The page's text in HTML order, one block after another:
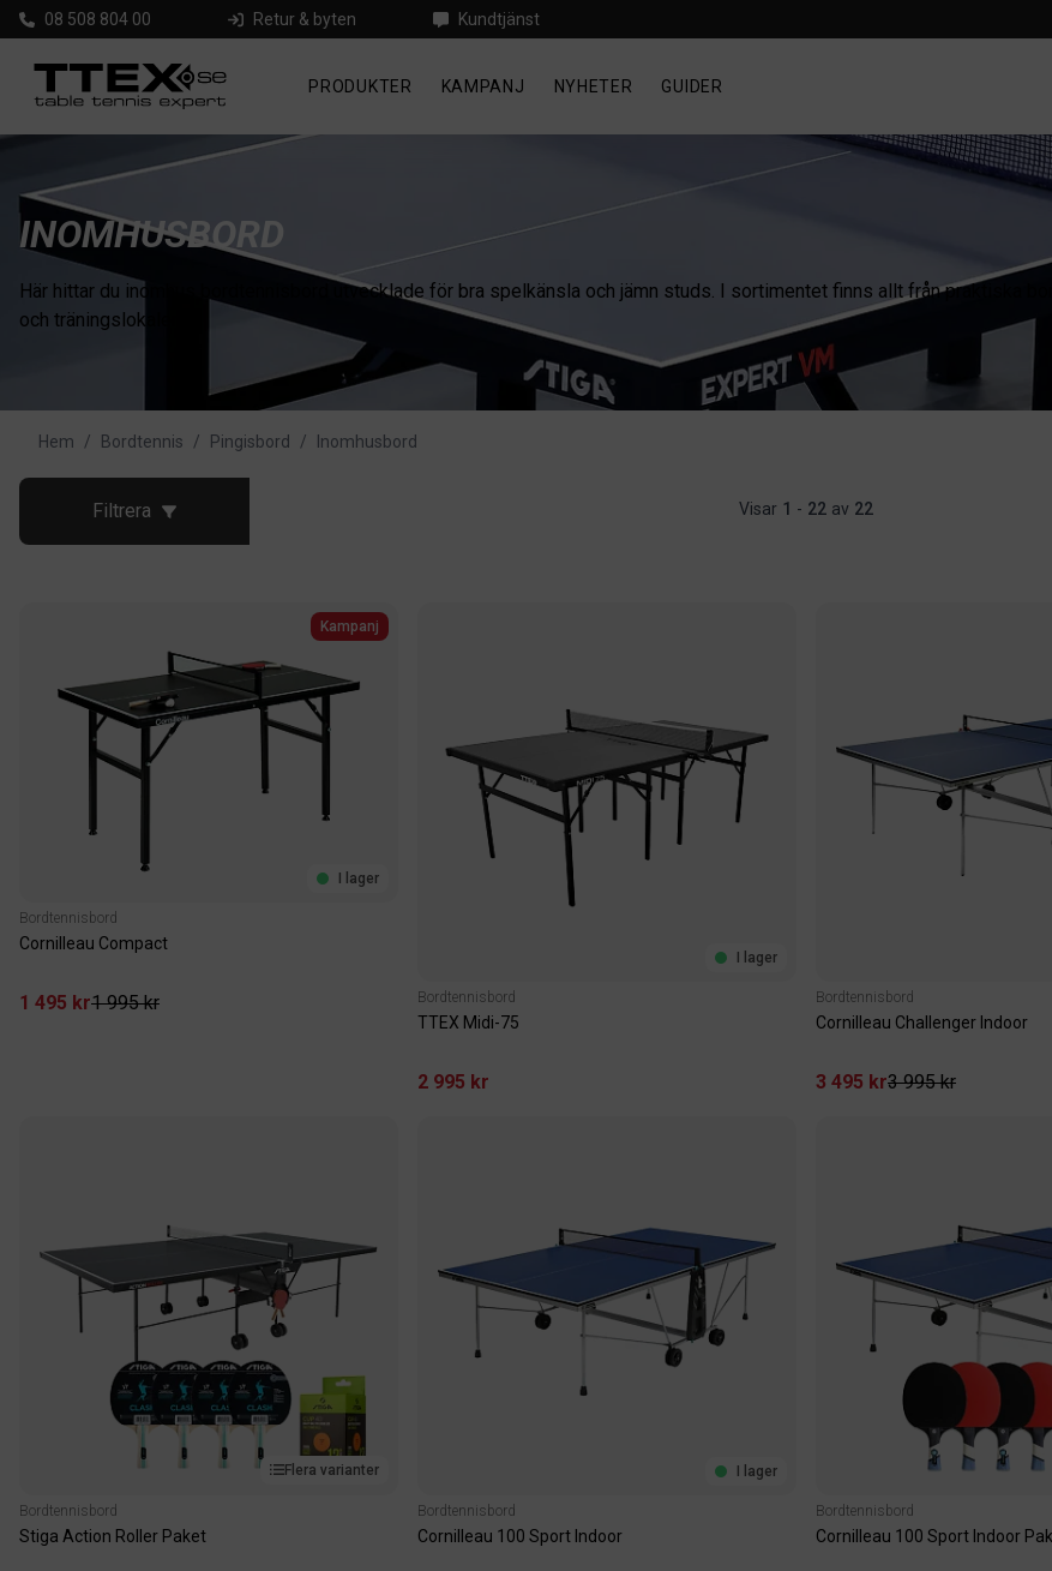
08 508 804 00 Retur & byten Kundtjänst
PRODUKTER KAMPANJ NYHETER GUIDER
INOMHUSBORD
Här hittar du inomhus bordtennisbord utvecklade för bra spelkänsla och jämn studs. I sortimentet finns allt från praktiska
och träningslokaler.
Hem / Bordtennis / Pingisbord / Inomhusbord
Filtrera Visar 1 - 22 av 22
Kampanj
I lager
Bordtennisbord
Cornilleau Compact
1 495 kr1 995 kr
I lager
Bordtennisbord
TTEX Midi-75
2 995 kr
Bordtennisbord
Cornilleau Challenger Indoor
3 495 kr3 995 kr
Flera varianter
Bordtennisbord
Stiga Action Roller Paket
I lager
Bordtennisbord
Cornilleau 100 Sport Indoor
Bordtennisbord
Cornilleau 100 Sport Indoor